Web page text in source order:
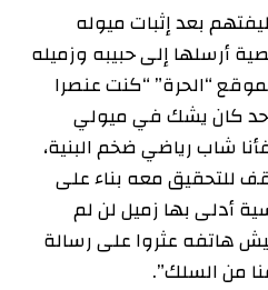
بعد إثبات ميوله
أرسلها إلى حبيبه وزميله
“الحرة” “كنت عنصرا
أحد كان يشك في ميولي
شاب رياضي ضخم البنية،
للتحقيق معه بناء على
أدلى بها زميل لن لم
هاتفه عثروا على رسالة
من السلك”.